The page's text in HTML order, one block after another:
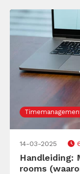
14-03-2025
Handleiding:
rooms